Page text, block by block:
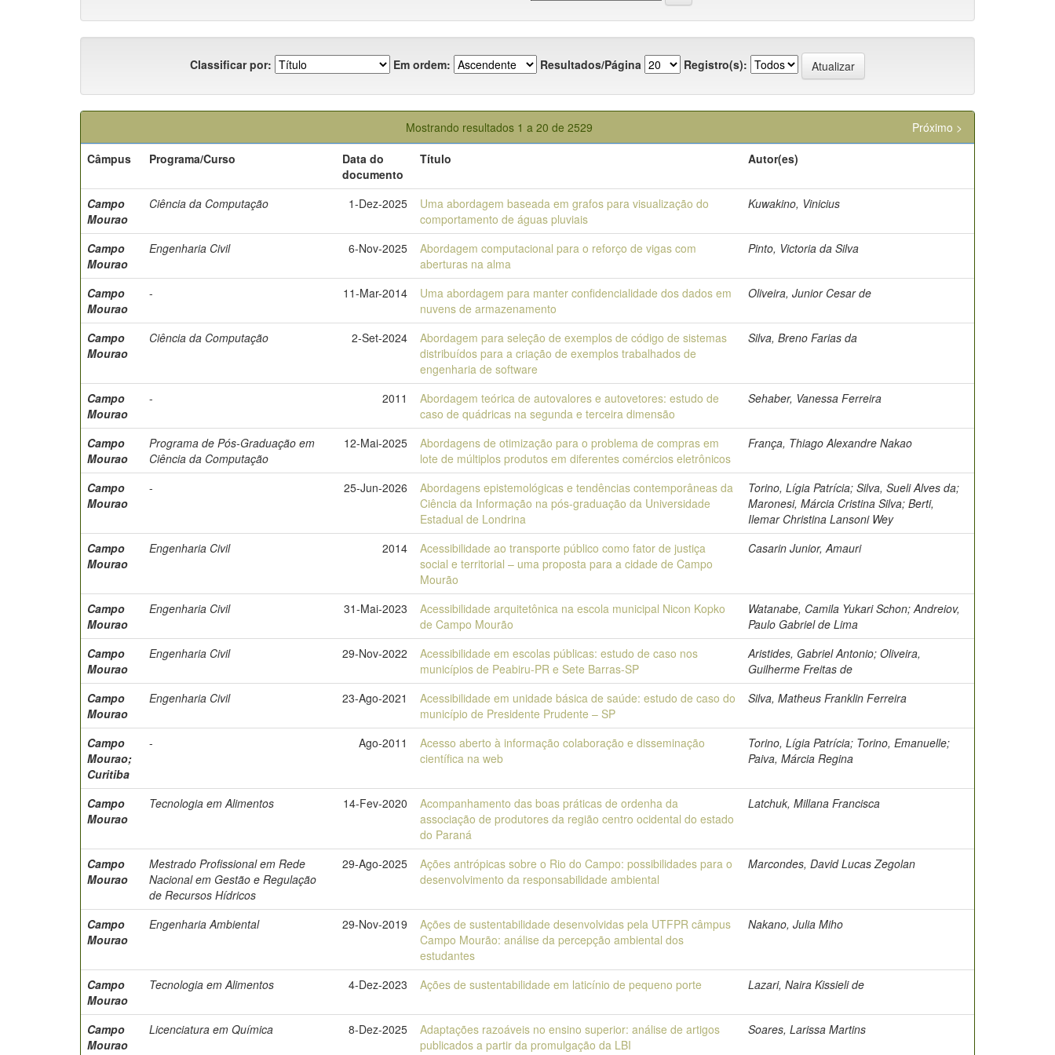
Classificar por: Em ordem: Resultados/Página Registro(s):
Mostrando resultados 1 a 20 de 2529
Próximo >
Câmpus
Programa/Curso
Data do
documento
Título Autor(es)
Campo
Mourao
Ciência da Computação 1-Dez-2025
Uma abordagem baseada em grafos para visualização do
comportamento de águas pluviais
Kuwakino, Vinicius
Campo
Mourao
Engenharia Civil 6-Nov-2025
Abordagem computacional para o reforço de vigas com
aberturas na alma
Pinto, Victoria da Silva
Campo
Mourao
- 11-Mar-2014
Uma abordagem para manter confidencialidade dos dados em
nuvens de armazenamento
Oliveira, Junior Cesar de
Campo
Mourao
Ciência da Computação 2-Set-2024
Abordagem para seleção de exemplos de código de sistemas
distribuídos para a criação de exemplos trabalhados de
engenharia de software
Silva, Breno Farias da
Campo
Mourao
- 2011
Abordagem teórica de autovalores e autovetores: estudo de
caso de quádricas na segunda e terceira dimensão
Sehaber, Vanessa Ferreira
Campo
Mourao
Programa de Pós-Graduação em
Ciência da Computação
12-Mai-2025
Abordagens de otimização para o problema de compras em
lote de múltiplos produtos em diferentes comércios eletrônicos
França, Thiago Alexandre Nakao
Campo
Mourao
- 25-Jun-2026
Abordagens epistemológicas e tendências contemporâneas da
Ciência da Informação na pós-graduação da Universidade
Estadual de Londrina
Torino, Lígia Patrícia; Silva, Sueli Alves da;
Maronesi, Márcia Cristina Silva; Berti,
Ilemar Christina Lansoni Wey
Campo
Mourao
Engenharia Civil 2014
Acessibilidade ao transporte público como fator de justiça
social e territorial – uma proposta para a cidade de Campo
Mourão
Casarin Junior, Amauri
Campo
Mourao
Engenharia Civil 31-Mai-2023
Acessibilidade arquitetônica na escola municipal Nicon Kopko
de Campo Mourão
Watanabe, Camila Yukari Schon; Andreiov,
Paulo Gabriel de Lima
Campo
Mourao
Engenharia Civil 29-Nov-2022
Acessibilidade em escolas públicas: estudo de caso nos
municípios de Peabiru-PR e Sete Barras-SP
Aristides, Gabriel Antonio; Oliveira,
Guilherme Freitas de
Campo
Mourao
Engenharia Civil 23-Ago-2021
Acessibilidade em unidade básica de saúde: estudo de caso do
município de Presidente Prudente – SP
Silva, Matheus Franklin Ferreira
Campo
Mourao;
Curitiba
- Ago-2011
Acesso aberto à informação colaboração e disseminação
científica na web
Torino, Lígia Patrícia; Torino, Emanuelle;
Paiva, Márcia Regina
Campo
Mourao
Tecnologia em Alimentos 14-Fev-2020
Acompanhamento das boas práticas de ordenha da
associação de produtores da região centro ocidental do estado
do Paraná
Latchuk, Millana Francisca
Campo
Mourao
Mestrado Profissional em Rede
Nacional em Gestão e Regulação
de Recursos Hídricos
29-Ago-2025
Ações antrópicas sobre o Rio do Campo: possibilidades para o
desenvolvimento da responsabilidade ambiental
Marcondes, David Lucas Zegolan
Campo
Mourao
Engenharia Ambiental 29-Nov-2019
Ações de sustentabilidade desenvolvidas pela UTFPR câmpus
Campo Mourão: análise da percepção ambiental dos
estudantes
Nakano, Julia Miho
Campo
Mourao
Tecnologia em Alimentos 4-Dez-2023 Ações de sustentabilidade em laticínio de pequeno porte Lazari, Naira Kissieli de
Campo
Mourao
Licenciatura em Química 8-Dez-2025
Adaptações razoáveis no ensino superior: análise de artigos
publicados a partir da promulgação da LBI
Soares, Larissa Martins